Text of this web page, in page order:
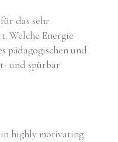
das sehr
Welche Energie
pädagogischen und
und spürbar
highly motivating